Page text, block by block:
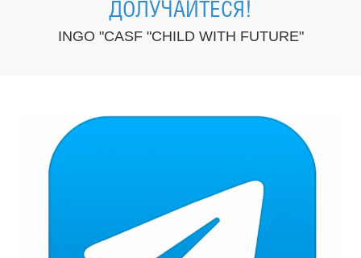
ДОЛУЧАЙТЕСЯ!
INGO "CASF "CHILD WITH FUTURE"